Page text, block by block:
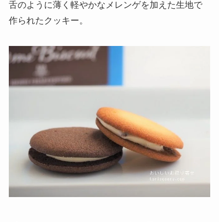
舌のように薄く軽やかなメレンゲを加えた生地で
作られたクッキー。